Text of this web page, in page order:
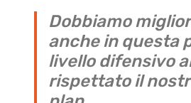
Dobbiamo
anche in questa
livello difensivo
rispettato il